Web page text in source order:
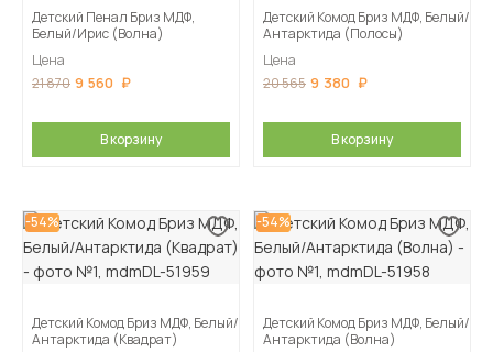
Детский Пенал Бриз МДФ,
Белый/Ирис (Волна)
Цена
21 870 9 560
В корзину
Детский Комод Бриз МДФ, Белый/
Антарктида (Полосы)
Цена
20 565 9 380
В корзину
-54%
Детский Комод Бриз МДФ, Белый/
Антарктида (Квадрат)
-54%
Детский Комод Бриз МДФ, Белый/
Антарктида (Волна)